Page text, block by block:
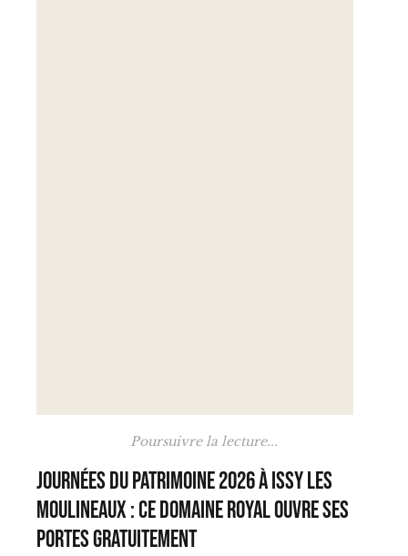
Poursuivre la lecture...
Journées du Patrimoine 2026 à Issy les
Moulineaux : ce domaine royal ouvre ses
portes gratuitement